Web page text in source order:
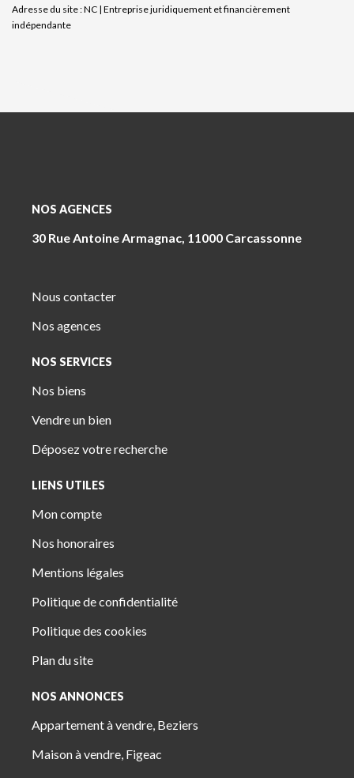
Adresse du site : NC | Entreprise juridiquement et financièrement
indépendante
NOS AGENCES
30 Rue Antoine Armagnac, 11000 Carcassonne
Nous contacter
Nos agences
NOS SERVICES
Nos biens
Vendre un bien
Déposez votre recherche
LIENS UTILES
Mon compte
Nos honoraires
Mentions légales
Politique de confidentialité
Politique des cookies
Plan du site
NOS ANNONCES
Appartement à vendre, Beziers
Maison à vendre, Figeac